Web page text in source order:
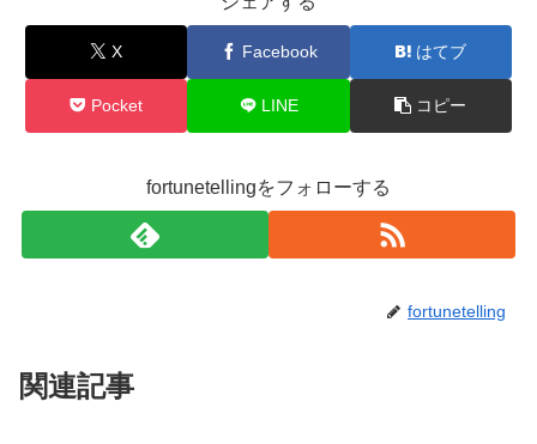
X Facebook はてブ
Pocket LINE コピー
fortunetellingをフォローする
fortunetelling
関連記事